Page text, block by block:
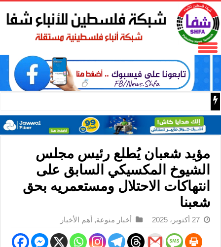
الاحتلال يطلق النار على راعي أغنام في إذنا ويقتل أغناما
مؤيد شعبان يُطلع رئيس مجلس
الشيوخ المكسيكي السابق على
انتهاكات الاحتلال ومستعمريه بحق
شعبنا
27 أكتوبر، 2025 أخبار منوعة, أهم الأخبار